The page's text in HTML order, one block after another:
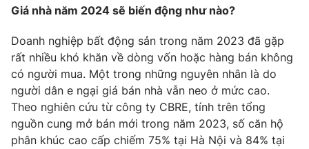
Giá nhà năm 2024 sẽ biến động như nào?
Doanh nghiệp bất động sản trong năm 2023 đã gặp
rất nhiều khó khăn về dòng vốn hoặc hàng bán không
có người mua. Một trong những nguyên nhân là do
người dân e ngại giá bán nhà vẫn neo ở mức cao.
Theo nghiên cứu từ công ty CBRE, tính trên tổng
nguồn cung mở bán mới trong năm 2023, số căn hộ
phân khúc cao cấp chiếm 75% tại Hà Nội và 84% tại